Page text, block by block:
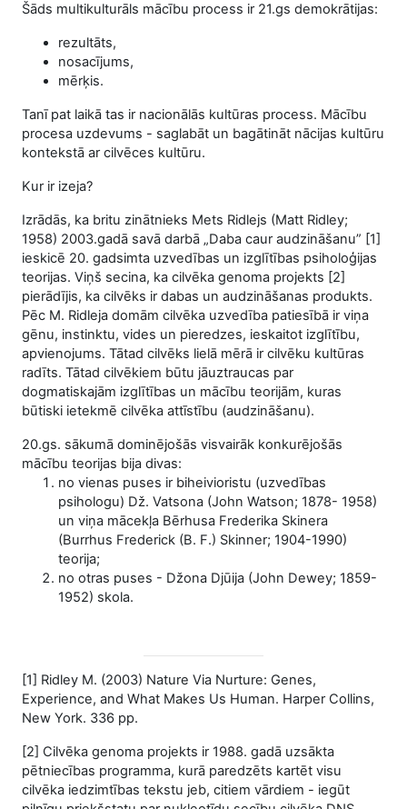
Šāds multikulturāls mācību process ir 21.gs demokrātijas:
rezultāts,
nosacījums,
mērķis.
Tanī pat laikā tas ir nacionālās kultūras process. Mācību
procesa uzdevums - saglabāt un bagātināt nācijas kultūru
kontekstā ar cilvēces kultūru.
Kur ir izeja?
Izrādās, ka britu zinātnieks Mets Ridlejs (Matt Ridley;
1958) 2003.gadā savā darbā „Daba caur audzināšanu” [1]
ieskicē 20. gadsimta uzvedības un izglītības psiholoģijas
teorijas. Viņš secina, ka cilvēka genoma projekts [2]
pierādījis, ka cilvēks ir dabas un audzināšanas produkts.
Pēc M. Ridleja domām cilvēka uzvedība patiesībā ir viņa
gēnu, instinktu, vides un pieredzes, ieskaitot izglītību,
apvienojums. Tātad cilvēks lielā mērā ir cilvēku kultūras
radīts. Tātad cilvēkiem būtu jāuztraucas par
dogmatiskajām izglītības un mācību teorijām, kuras
būtiski ietekmē cilvēka attīstību (audzināšanu).
20.gs. sākumā dominējošās visvairāk konkurējošās
mācību teorijas bija divas:
no vienas puses ir biheivioristu (uzvedības
psihologu) Dž. Vatsona (John Watson; 1878- 1958)
un viņa mācekļa Bērhusa Frederika Skinera
(Burrhus Frederick (B. F.) Skinner; 1904-1990)
teorija;
no otras puses - Džona Djūija (John Dewey; 1859-
1952) skola.
[1] Ridley M. (2003) Nature Via Nurture: Genes,
Experience, and What Makes Us Human. Harper Collins,
New York. 336 pp.
[2] Cilvēka genoma projekts ir 1988. gadā uzsākta
pētniecības programma, kurā paredzēts kartēt visu
cilvēka iedzimtības tekstu jeb, citiem vārdiem - iegūt